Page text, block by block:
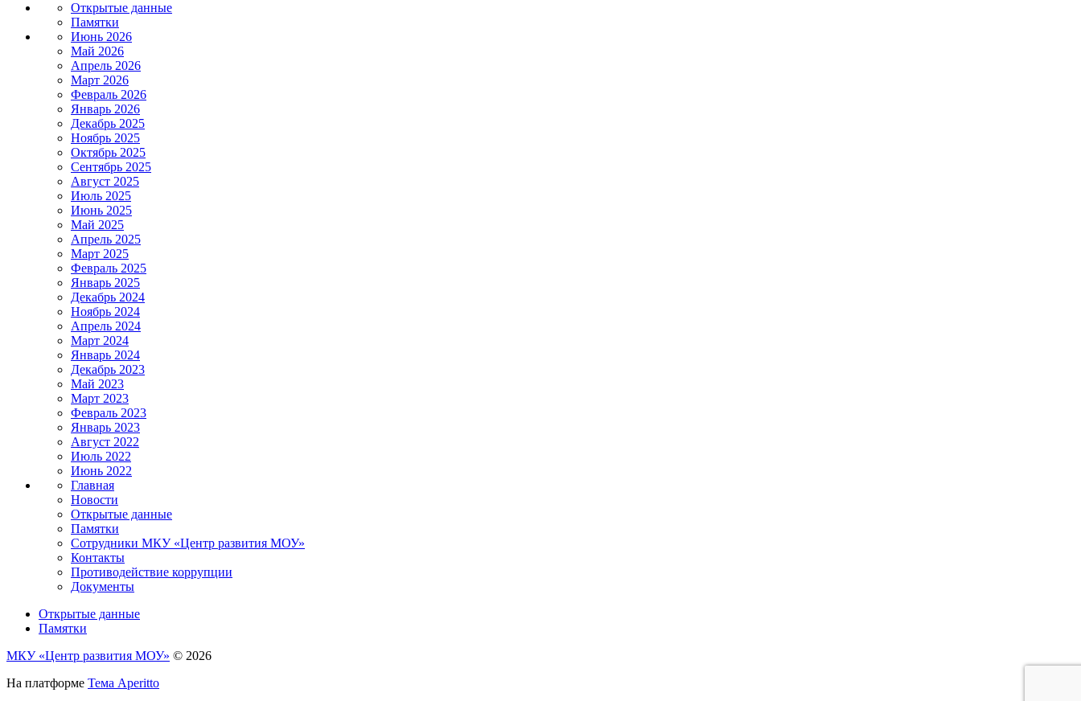
Открытые данные
Памятки
Июнь 2026
Май 2026
Апрель 2026
Март 2026
Февраль 2026
Январь 2026
Декабрь 2025
Ноябрь 2025
Октябрь 2025
Сентябрь 2025
Август 2025
Июль 2025
Июнь 2025
Май 2025
Апрель 2025
Март 2025
Февраль 2025
Январь 2025
Декабрь 2024
Ноябрь 2024
Апрель 2024
Март 2024
Январь 2024
Декабрь 2023
Май 2023
Март 2023
Февраль 2023
Январь 2023
Август 2022
Июль 2022
Июнь 2022
Главная
Новости
Открытые данные
Памятки
Сотрудники МКУ «Центр развития МОУ»
Контакты
Противодействие коррупции
Документы
Открытые данные
Памятки
МКУ «Центр развития МОУ» © 2026
На платформе Тема Aperitto